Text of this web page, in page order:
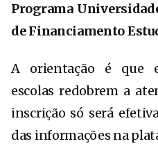
Programa
de Financiamento
A orientação é que
escolas redobrem a
inscrição só será
das informações na